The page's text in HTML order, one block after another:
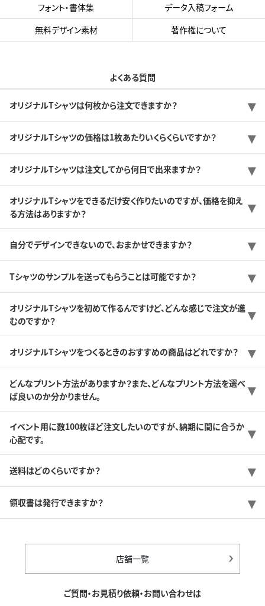
フォント・書体集
データ入稿フォーム
無料デザイン素材
著作権について
よくある質問
オリジナルTシャツは何枚から注文できますか？
オリジナルTシャツの価格は1枚あたりいくらくらいですか？
オリジナルTシャツは注文してから何日で出来ますか？
オリジナルTシャツをできるだけ安く作りたいのですが、価格を抑え
る方法はありますか？
自分でデザインできないので、おまかせできますか？
Tシャツのサンプルを送ってもらうことは可能ですか？
オリジナルTシャツを初めて作るんですけど、どんな感じで注文が進
むのですか？
オリジナルTシャツをつくるときのおすすめの商品はどれですか？
どんなプリント方法がありますか？また、どんなプリント方法を選べ
ば良いのか分かりません。
イベント用に数100枚ほど注文したいのですが、納期に間に合うか
心配です。
送料はどのくらいですか？
領収書は発行できますか？
店舗一覧
ご質問・お見積り依頼・お問い合わせは